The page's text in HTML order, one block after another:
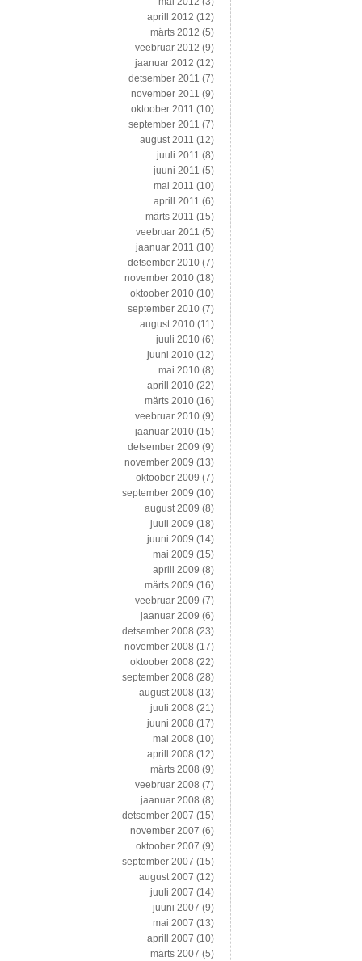
aprill 2012 (12)
märts 2012 (5)
veebruar 2012 (9)
jaanuar 2012 (12)
detsember 2011 (7)
november 2011 (9)
oktoober 2011 (10)
september 2011 (7)
august 2011 (12)
juuli 2011 (8)
juuni 2011 (5)
mai 2011 (10)
aprill 2011 (6)
märts 2011 (15)
veebruar 2011 (5)
jaanuar 2011 (10)
detsember 2010 (7)
november 2010 (18)
oktoober 2010 (10)
september 2010 (7)
august 2010 (11)
juuli 2010 (6)
juuni 2010 (12)
mai 2010 (8)
aprill 2010 (22)
märts 2010 (16)
veebruar 2010 (9)
jaanuar 2010 (15)
detsember 2009 (9)
november 2009 (13)
oktoober 2009 (7)
september 2009 (10)
august 2009 (8)
juuli 2009 (18)
juuni 2009 (14)
mai 2009 (15)
aprill 2009 (8)
märts 2009 (16)
veebruar 2009 (7)
jaanuar 2009 (6)
detsember 2008 (23)
november 2008 (17)
oktoober 2008 (22)
september 2008 (28)
august 2008 (13)
juuli 2008 (21)
juuni 2008 (17)
mai 2008 (10)
aprill 2008 (12)
märts 2008 (9)
veebruar 2008 (7)
jaanuar 2008 (8)
detsember 2007 (15)
november 2007 (6)
oktoober 2007 (9)
september 2007 (15)
august 2007 (12)
juuli 2007 (14)
juuni 2007 (9)
mai 2007 (13)
aprill 2007 (10)
märts 2007 (5)